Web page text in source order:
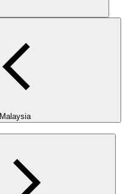
Malaysia